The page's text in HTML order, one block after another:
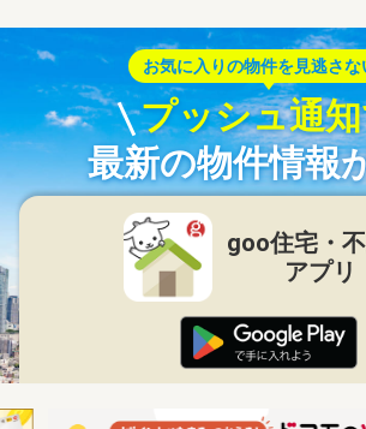
お気に入りの物件を見逃さな
プッシュ通
最新の物件情報
goo住宅・
アプリ